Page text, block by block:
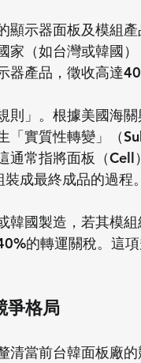
顯示器面板及模組
家（如台灣或韓國
產品，徵收高達
則」。根據美國海
「實質性轉變」（
通常指將面板（
成最終成品的過程。
韓國製造，若其模
的轉運關稅。這
爭格局
清當前台韓面板廠